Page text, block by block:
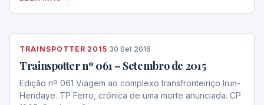
TRAINSPOTTER 2015·30 Set 2016
Trainspotter nº 061 – Setembro de 2015
Edição nº 061 Viagem ao complexo transfronteiriço Irun-
Hendaye. TP Ferro, crónica de uma morte anunciada. CP